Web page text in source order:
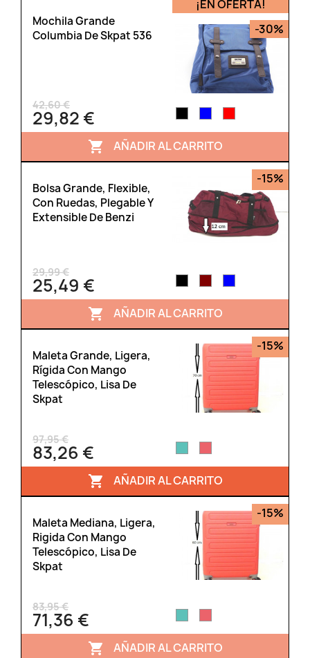
Mochila Grande
Columbia De Skpat 536
42,60 €
29,82 €
¡EN OFERTA!
-30%
 AÑADIR AL CARRITO
Bolsa Grande, Flexible,
Con Ruedas, Plegable Y
Extensible De Benzi
29,99 €
25,49 €
-15%
 AÑADIR AL CARRITO
Maleta Grande, Ligera,
Rígida Con Mango
Telescópico, Lisa De
Skpat
97,95 €
83,26 €
-15%
 AÑADIR AL CARRITO
Maleta Mediana, Ligera,
Rigida Con Mango
Telescópico, Lisa De
Skpat
83,95 €
71,36 €
-15%
 AÑADIR AL CARRITO